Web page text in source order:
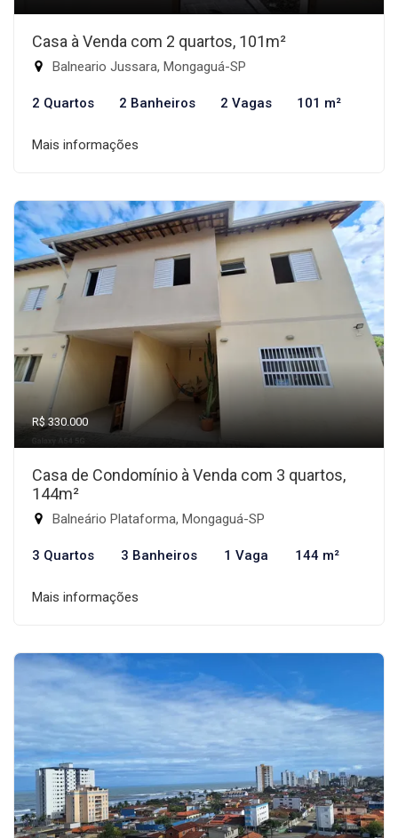
Casa à Venda com 2 quartos, 101m²
Balneario Jussara, Mongaguá-SP
2 Quartos 2 Banheiros 2 Vagas 101 m²
Mais informações
R$ 330.000
Casa de Condomínio à Venda com 3 quartos,
144m²
Balneário Plataforma, Mongaguá-SP
3 Quartos 3 Banheiros 1 Vaga 144 m²
Mais informações